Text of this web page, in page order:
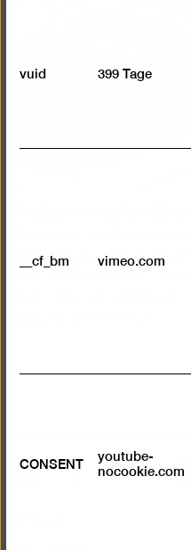
barrierefreier Ort
sich die Berlinische
dem Deutschen Blinden-
InstagramFacebookYouTube
vuid 399 Tage
__cf_bm vimeo.com
CONSENT
youtube-
nocookie.com